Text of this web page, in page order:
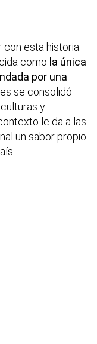
esta historia.
como la única
por una
se consolidó
y
le da a las
un sabor propio